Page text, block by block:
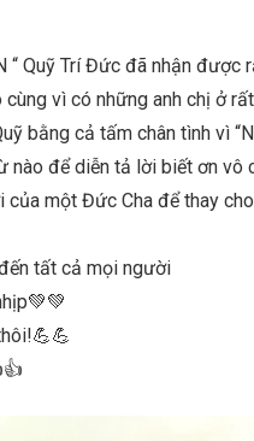
“ Quỹ Trí Đức đã nhận
vì có những anh chị ở
bằng cả tấm chân tình vì
nào để diễn tả lời biết ơn
một Đức Cha để thay
tất cả mọi người